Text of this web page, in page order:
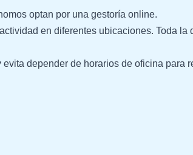
optan por una gestoría online.
en diferentes ubicaciones. Toda la
depender de horarios de oficina para